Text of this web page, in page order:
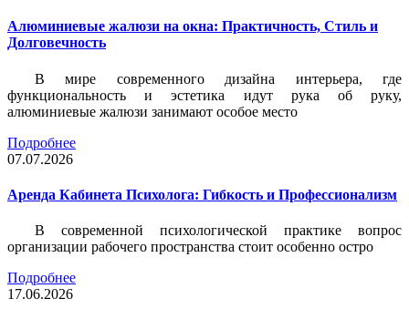
Алюминиевые жалюзи на окна: Практичность, Стиль и
Долговечность
В мире современного дизайна интерьера, где
функциональность и эстетика идут рука об руку,
алюминиевые жалюзи занимают особое место
Подробнее
07.07.2026
Аренда Кабинета Психолога: Гибкость и Профессионализм
В современной психологической практике вопрос
организации рабочего пространства стоит особенно остро
Подробнее
17.06.2026